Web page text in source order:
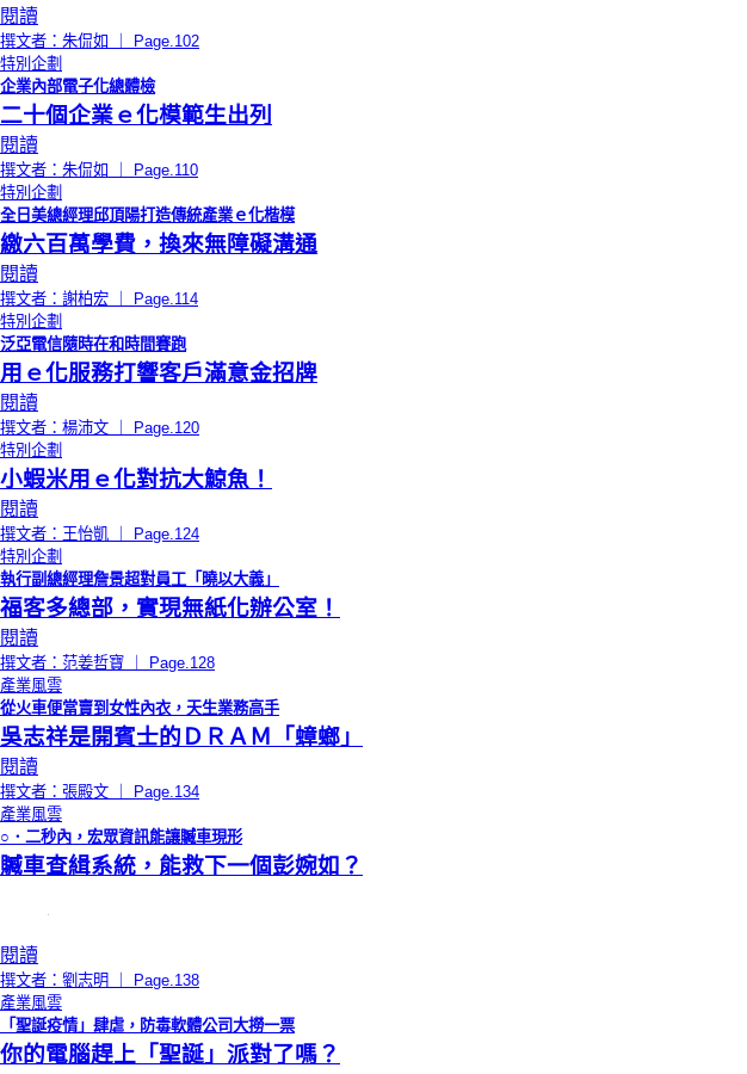
閱讀
撰文者：朱侃如 ｜ Page.102
特別企劃
企業內部電子化總體檢
二十個企業ｅ化模範生出列
閱讀
撰文者：朱侃如 ｜ Page.110
特別企劃
全日美總經理邱頂陽打造傳統產業ｅ化楷模
繳六百萬學費，換來無障礙溝通
閱讀
撰文者：謝柏宏 ｜ Page.114
特別企劃
泛亞電信隨時在和時間賽跑
用ｅ化服務打響客戶滿意金招牌
閱讀
撰文者：楊沛文 ｜ Page.120
特別企劃
小蝦米用ｅ化對抗大鯨魚！
閱讀
撰文者：王怡凱 ｜ Page.124
特別企劃
執行副總經理詹景超對員工「曉以大義」
福客多總部，實現無紙化辦公室！
閱讀
撰文者：范姜哲寶 ｜ Page.128
產業風雲
從火車便當賣到女性內衣，天生業務高手
吳志祥是開賓士的ＤＲＡＭ「蟑螂」
閱讀
撰文者：張殿文 ｜ Page.134
產業風雲
○．二秒內，宏眾資訊能讓贓車現形
贓車查緝系統，能救下一個彭婉如？
閱讀
撰文者：劉志明 ｜ Page.138
產業風雲
「聖誕疫情」肆虐，防毒軟體公司大撈一票
你的電腦趕上「聖誕」派對了嗎？